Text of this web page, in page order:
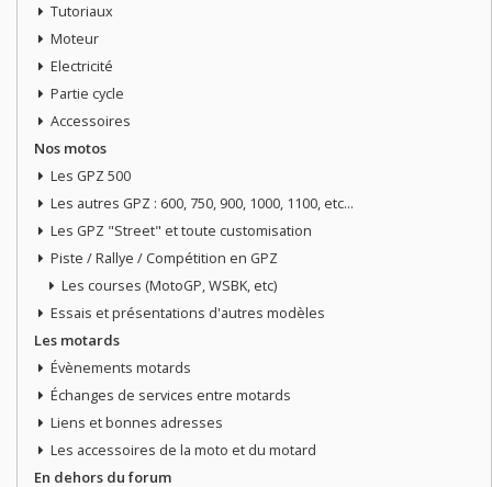
Tutoriaux
Moteur
Electricité
Partie cycle
Accessoires
Nos motos
Les GPZ 500
Les autres GPZ : 600, 750, 900, 1000, 1100, etc...
Les GPZ "Street" et toute customisation
Piste / Rallye / Compétition en GPZ
Les courses (MotoGP, WSBK, etc)
Essais et présentations d'autres modèles
Les motards
Évènements motards
Échanges de services entre motards
Liens et bonnes adresses
Les accessoires de la moto et du motard
En dehors du forum